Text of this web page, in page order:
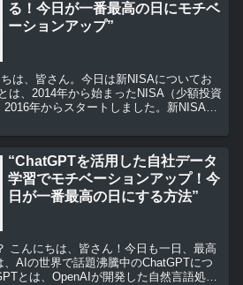
る！今日が一番最高の日にモチベ
ーションアップ”
は、皆さん。今日は新NISAについてお
は、2014年から始まったNISA（少額投資
年からスタートしました。新NISA
“ChatGPTを活用した自社データ
学習でモチベーションアップ！今
日が一番最高の日にする方法”
こんにちは、皆さん！今日も一日、最高
AIの世界で話題沸騰中のChatGPTにつ
とは、OpenAIが開発した自然言語処理